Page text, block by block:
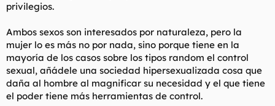
A más de una que yo sé le ha venido una ruptura al pelo,
de esto sí puedo contar unos cuantos casos.
privilegios.
Ambos sexos son interesados por naturaleza, pero la
mujer lo es más no por nada, sino porque tiene en la
mayoría de los casos sobre los tipos random el control
sexual, añádele una sociedad hipersexualizada cosa que
daña al hombre al magnificar su necesidad y el que tiene
el poder tiene más herramientas de control.